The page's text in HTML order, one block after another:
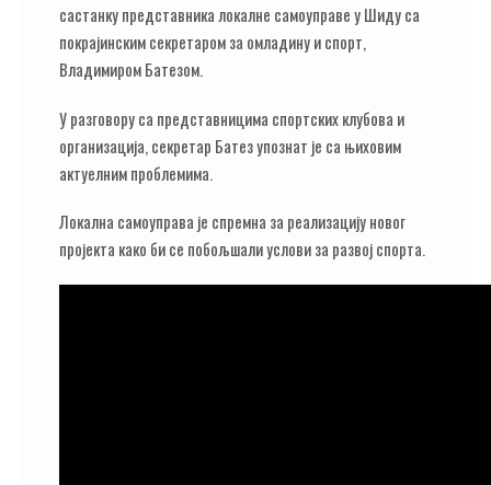
састанку представника локалне самоуправе у Шиду са
покрајинским секретаром за омладину и спорт,
Владимиром Батезом.
У разговору са представницима спортских клубова и
организација, секретар Батез упознат је са њиховим
актуелним проблемима.
Локална самоуправа је спремна за реализацију новог
пројекта како би се побољшали услови за развој спорта.